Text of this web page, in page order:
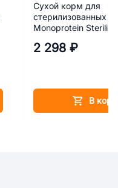
Сухой корм для
стерилизованных
Monoprotein
2 298 ₽
В